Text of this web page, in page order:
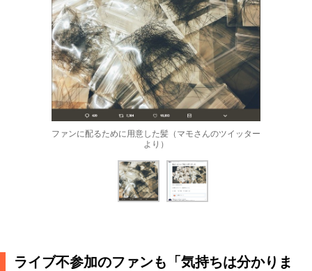
ファンに配るために用意した髪（マモさんのツイッター
より）
ライブ不参加のファンも「気持ちは分かりま